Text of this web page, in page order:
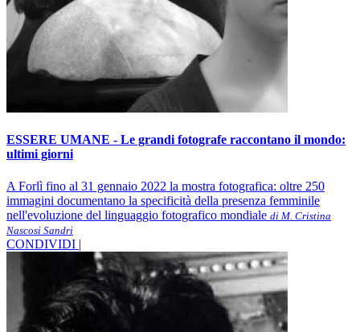
ESSERE UMANE - Le grandi fotografe raccontano il mondo:
ultimi giorni
A Forlì fino al 31 gennaio 2022 la mostra fotografica: oltre 250
immagini documentano la specificità della presenza femminile
nell'evoluzione del linguaggio fotografico mondiale di M. Cristina
Nascosi Sandri
CONDIVIDI |